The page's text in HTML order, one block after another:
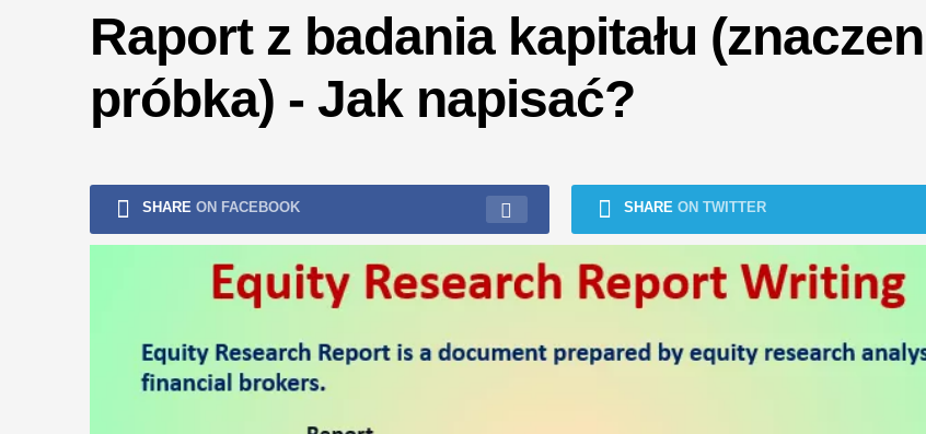
Raport z badania kapitału
próbka) - Jak napisać?
SHARE ON FACEBOOK SHARE ON TWITTER